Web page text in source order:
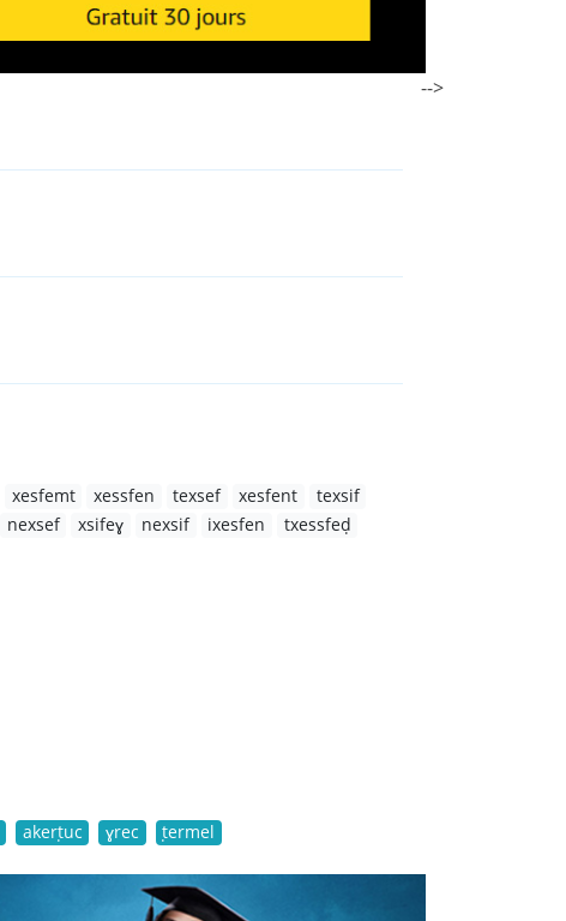
xesfemt xessfen texsef xesfent
texsif
nexsef xsifeɣ nexsif ixesfen
txessfeḍ
akerṭuc ɣrec ṭermel
-->